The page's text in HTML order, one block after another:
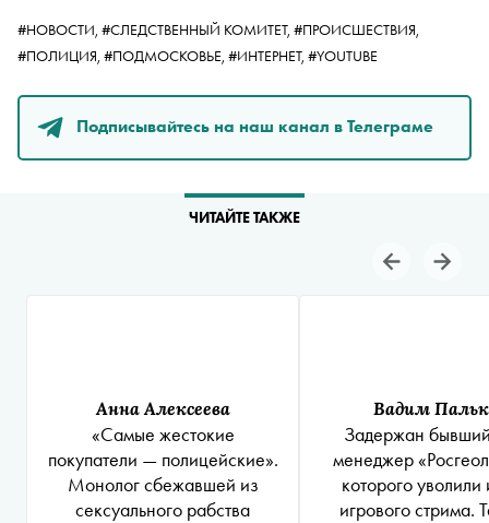
#НОВОСТИ, #СЛЕДСТВЕННЫЙ КОМИТЕТ, #ПРОИСШЕСТВИЯ,
#ПОЛИЦИЯ, #ПОДМОСКОВЬЕ, #ИНТЕРНЕТ, #YOUTUBE
Подписывайтесь на наш канал в Телеграме
ЧИТАЙТЕ ТАКЖЕ
Анна Алексеева
«Самые жестокие
покупатели — полицейские».
Монолог сбежавшей из
сексуального рабства
Вадим
Задержан
менеджер
которого уволили
игрового стрима.